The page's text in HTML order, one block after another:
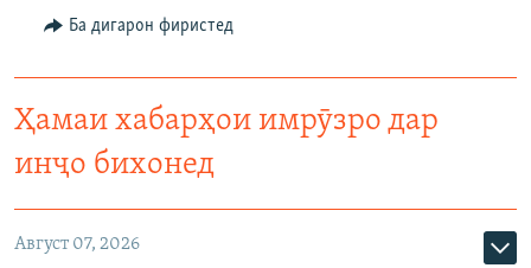
Ба дигарон фиристед
Ҳамаи хабарҳои имрӯзро дар
инҷо бихонед
Август 07, 2026